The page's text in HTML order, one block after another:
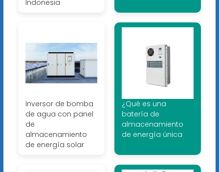
Indonesia
Inversor de bomba
de agua con panel
de
almacenamiento
de energía solar
¿Qué es una
batería de
almacenamiento
de energía única